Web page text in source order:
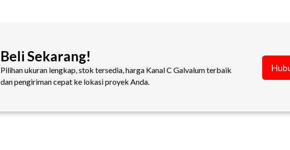
Beli Sekarang!
Pilihan ukuran lengkap, stok tersedia, harga Kanal C Galvalum terbaik
dan pengiriman cepat ke lokasi proyek Anda.